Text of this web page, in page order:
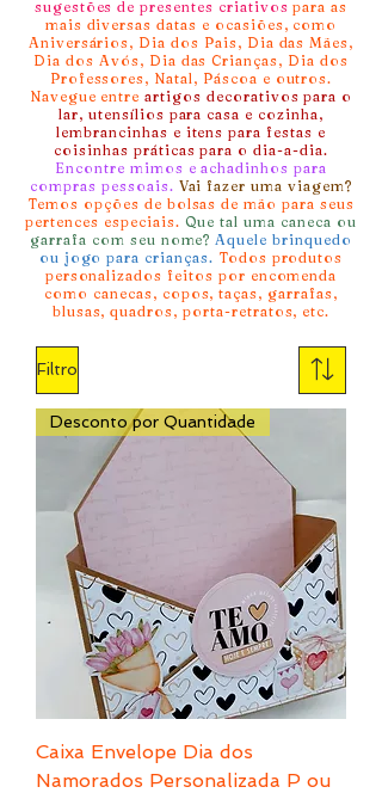
sugestões de presentes criativos para as
mais diversas datas e ocasiões, como
Aniversários, Dia dos Pais, Dia das Mães,
Dia dos Avós, Dia das Crianças, Dia dos
Professores, Natal, Páscoa e outros.
Navegue entreartigos decorativos para o
lar, utensílios para casa e cozinha,
lembrancinhas e itens para festas e
coisinhas práticas para o dia-a-dia.
Encontre mimos e achadinhos para
compras pessoais. Vai fazer uma viagem?
Temos opções de bolsas de mão para seus
pertences especiais. Que tal uma caneca ou
garrafa com seu nome? Aquele brinquedo
ou jogo para crianças. Todos produtos
personalizados feitos por encomenda
como canecas, copos, taças, garrafas,
blusas, quadros, porta-retratos, etc.
Filtro
Desconto por Quantidade
Caixa Envelope Dia dos
Namorados Personalizada P ou